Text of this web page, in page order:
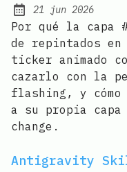
Published:
21 jun 2026
Por qué la capa
de repintados en
ticker animado
cazarlo con la
flashing, y cómo
a su propia
change.
Antigravity